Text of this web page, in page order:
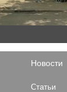
Новости
Статьи